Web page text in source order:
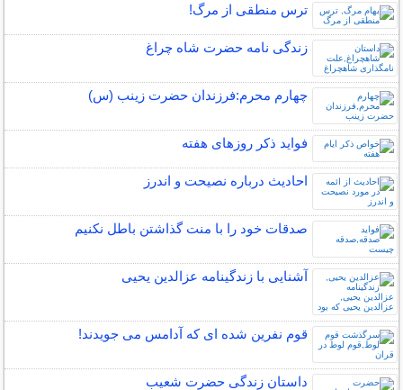
ترس منطقی از مرگ!
زندگی نامه حضرت شاه چراغ
چهارم محرم:فرزندان حضرت زینب (س)
فواید ذکر روزهای هفته
احادیث درباره نصیحت و اندرز
صدقات خود را با منت گذاشتن باطل نکنیم
آشنایی با زندگینامه عزالدین یحیی
قوم نفرین شده ای که آدامس می جویدند!
داستان زندگی حضرت شعیب